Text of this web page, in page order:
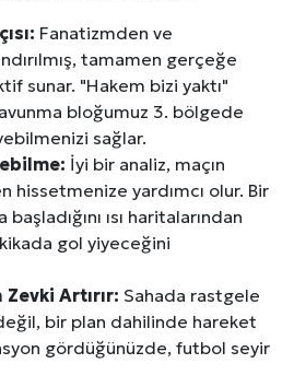
Fanatizmden ve
tamamen gerçeğe
sunar. "Hakem bizi yaktı"
bloğumuz 3. bölgede
sağlar.
İyi bir analiz, maçın
hissetmenize yardımcı olur. Bir
ısı haritalarından
gol yiyeceğini
Artırır: Sahada rastgele
bir plan dahilinde hareket
gördüğünüzde, futbol seyir